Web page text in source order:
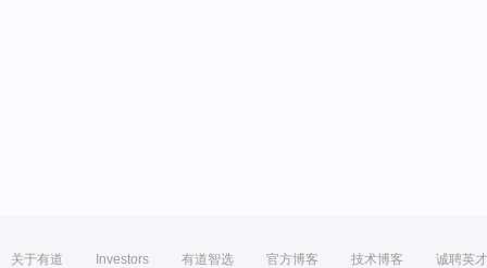
关于有道 Investors 有道智选 官方博客 技术博客 诚聘英才